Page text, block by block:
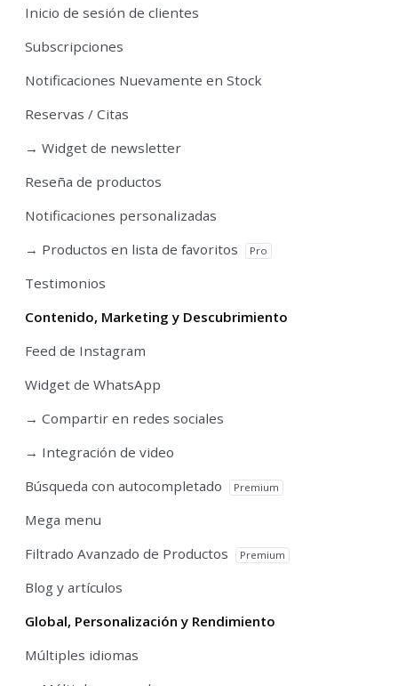
Inicio de sesión de clientes
Subscripciones
Notificaciones Nuevamente en Stock
Reservas / Citas
→ Widget de newsletter
Reseña de productos
Notificaciones personalizadas
→ Productos en lista de favoritos
Pro
Testimonios
Contenido, Marketing y Descubrimiento
Feed de Instagram
Widget de WhatsApp
→ Compartir en redes sociales
→ Integración de video
Búsqueda con autocompletado
Premium
Mega menu
Filtrado Avanzado de Productos
Premium
Blog y artículos
Global, Personalización y Rendimiento
Múltiples idiomas